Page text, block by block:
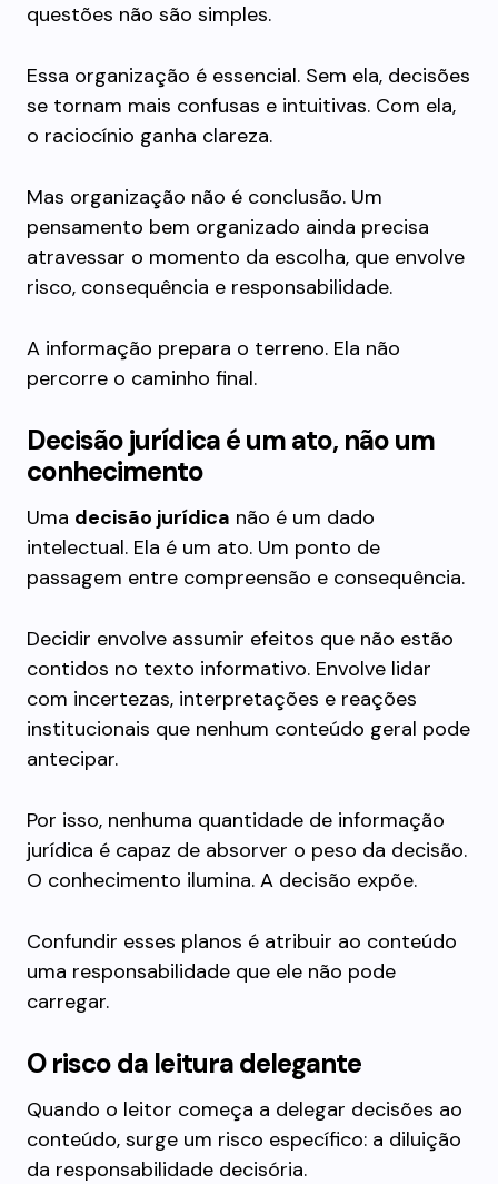
questões não são simples.
Essa organização é essencial. Sem ela, decisões
se tornam mais confusas e intuitivas. Com ela,
o raciocínio ganha clareza.
Mas organização não é conclusão. Um
pensamento bem organizado ainda precisa
atravessar o momento da escolha, que envolve
risco, consequência e responsabilidade.
A informação prepara o terreno. Ela não
percorre o caminho final.
Decisão jurídica é um ato, não um
conhecimento
Uma decisão jurídica não é um dado
intelectual. Ela é um ato. Um ponto de
passagem entre compreensão e consequência.
Decidir envolve assumir efeitos que não estão
contidos no texto informativo. Envolve lidar
com incertezas, interpretações e reações
institucionais que nenhum conteúdo geral pode
antecipar.
Por isso, nenhuma quantidade de informação
jurídica é capaz de absorver o peso da decisão.
O conhecimento ilumina. A decisão expõe.
Confundir esses planos é atribuir ao conteúdo
uma responsabilidade que ele não pode
carregar.
O risco da leitura delegante
Quando o leitor começa a delegar decisões ao
conteúdo, surge um risco específico: a diluição
da responsabilidade decisória.